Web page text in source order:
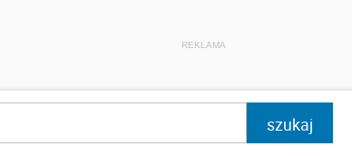
REKLAMA